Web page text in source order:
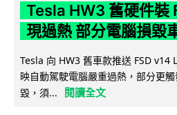
Tesla HW3 舊硬件裝
現過熱 部分電腦損毀
Tesla 向 HW3 舊車款推送 FSD v14
映自動駕駛電腦嚴重過熱，部分更
毀，須...
閱讀全文